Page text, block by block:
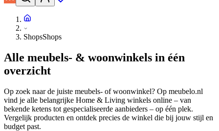
ShopsShops
Alle meubels- & woonwinkels in één
overzicht
Op zoek naar de juiste meubels- of woonwinkel? Op meubelo.nl
vind je alle belangrijke Home & Living winkels online – van
bekende ketens tot gespecialiseerde aanbieders – op één plek.
Vergelijk producten en ontdek precies de winkel die bij jouw stijl en
budget past.